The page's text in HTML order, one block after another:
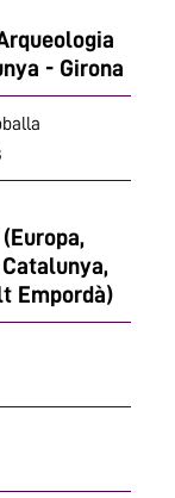
- Girona
Empordà)